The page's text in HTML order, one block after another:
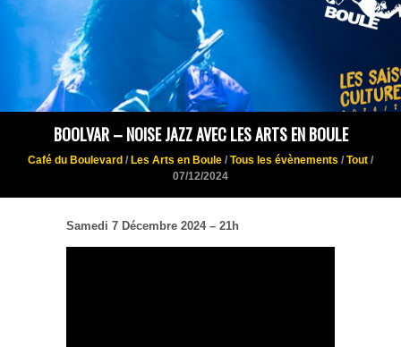
BOOLVAR – NOISE JAZZ AVEC LES ARTS EN BOULE
Café du Boulevard / Les Arts en Boule / Tous les évènements / Tout /
07/12/2024
Samedi 7 Décembre 2024 – 21h